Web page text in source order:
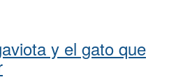
y el gato que